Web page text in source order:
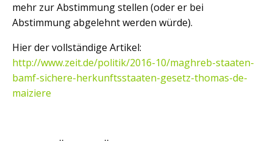
mehr zur Abstimmung stellen (oder er bei
Abstimmung abgelehnt werden würde).
Hier der vollständige Artikel:
http://www.zeit.de/politik/2016-10/maghreb-staaten-
bamf-sichere-herkunftsstaaten-gesetz-thomas-de-
maiziere